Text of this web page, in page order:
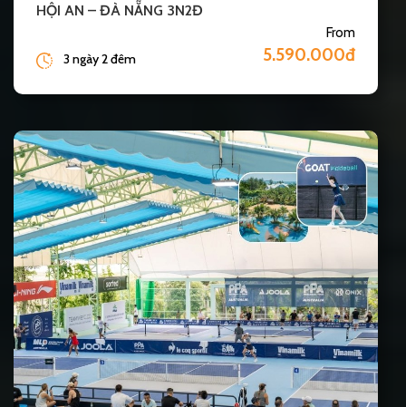
HỘI AN – ĐÀ NẴNG 3N2Đ
From
5.590.000đ
3 ngày 2 đêm